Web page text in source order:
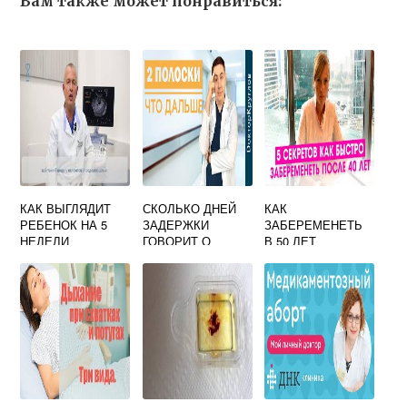
КАК ВЫГЛЯДИТ
РЕБЕНОК НА 5
НЕДЕЛИ
ФОТО ПЛОДА
СКОЛЬКО ДНЕЙ
ЗАДЕРЖКИ
ГОВОРИТ О
КАК
ЗАБЕРЕМЕНЕТЬ
В 50 ЛЕТ
ПУТЕМ